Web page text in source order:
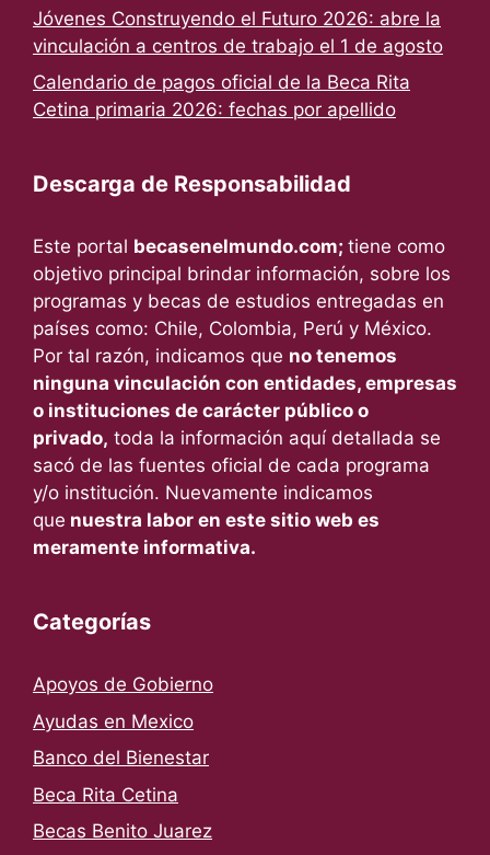
Jóvenes Construyendo el Futuro 2026: abre la
vinculación a centros de trabajo el 1 de agosto
Calendario de pagos oficial de la Beca Rita
Cetina primaria 2026: fechas por apellido
Descarga de Responsabilidad
Este portal becasenelmundo.com; tiene como
objetivo principal brindar información, sobre los
programas y becas de estudios entregadas en
países como: Chile, Colombia, Perú y México.
Por tal razón, indicamos que no tenemos
ninguna vinculación con entidades, empresas
o instituciones de carácter público o
privado, toda la información aquí detallada se
sacó de las fuentes oficial de cada programa
y/o institución. Nuevamente indicamos
que nuestra labor en este sitio web es
meramente informativa.
Categorías
Apoyos de Gobierno
Ayudas en Mexico
Banco del Bienestar
Beca Rita Cetina
Becas Benito Juarez